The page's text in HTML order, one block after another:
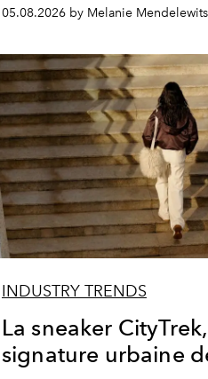
05.08.2026 by Melanie
INDUSTRY TRENDS
La sneaker
signature urbaine